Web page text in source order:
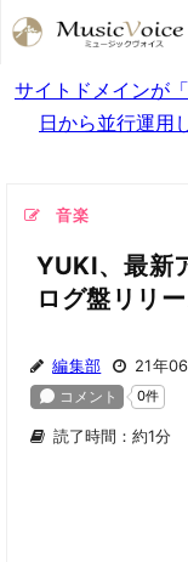
サイトドメインが
日から並行運用
音楽
YUKI、最新
ログ盤リリ
編集部 21年
読了時間：約1分